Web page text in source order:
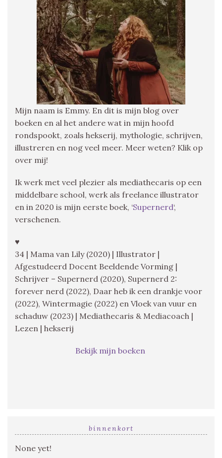
Mijn naam is Emmy. En dit is mijn blog over
boeken en al het andere wat in mijn hoofd
rondspookt, zoals hekserij, mythologie, schrijven,
illustreren en nog veel meer. Meer weten? Klik op
over mij!
Ik werk met veel plezier als mediathecaris op een
middelbare school, werk als freelance illustrator
en in 2020 is mijn eerste boek, ‘Supernerd‘,
verschenen.
♥
34 | Mama van Lily (2020) | Illustrator |
Afgestudeerd Docent Beeldende Vorming |
Schrijver – Supernerd (2020), Supernerd 2:
forever nerd (2022), Daar heb ik een drankje voor
(2022), Wintermagie (2022) en Vloek van vuur en
schaduw (2023) | Mediathecaris & Mediacoach |
Lezen | hekserij
Bekijk mijn boeken
binnenkort
None yet!